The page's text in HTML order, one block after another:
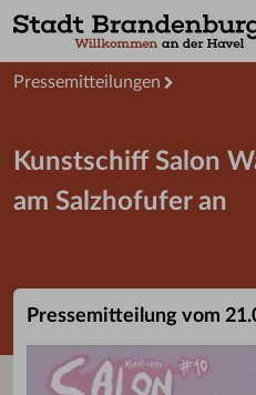
Presseservice
Pressemitteilungen
Kunstschiff Salon
am Salzhofufer an
Pressemitteilung vom